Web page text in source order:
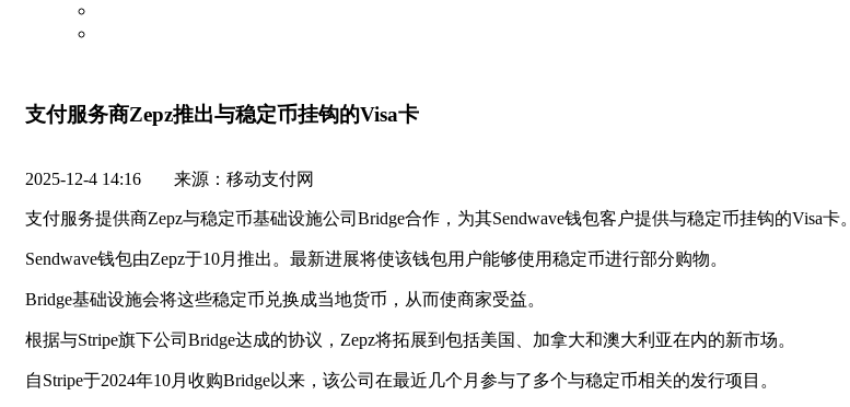
支付服务商Zepz推出与稳定币挂钩的Visa卡
2025-12-4 14:16 来源：移动支付网
支付服务提供商Zepz与稳定币基础设施公司Bridge合作，为其Sendwave钱包客户提供与稳定币挂钩的Visa卡。
Sendwave钱包由Zepz于10月推出。最新进展将使该钱包用户能够使用稳定币进行部分购物。
Bridge基础设施会将这些稳定币兑换成当地货币，从而使商家受益。
根据与Stripe旗下公司Bridge达成的协议，Zepz将拓展到包括美国、加拿大和澳大利亚在内的新市场。
自Stripe于2024年10月收购Bridge以来，该公司在最近几个月参与了多个与稳定币相关的发行项目。